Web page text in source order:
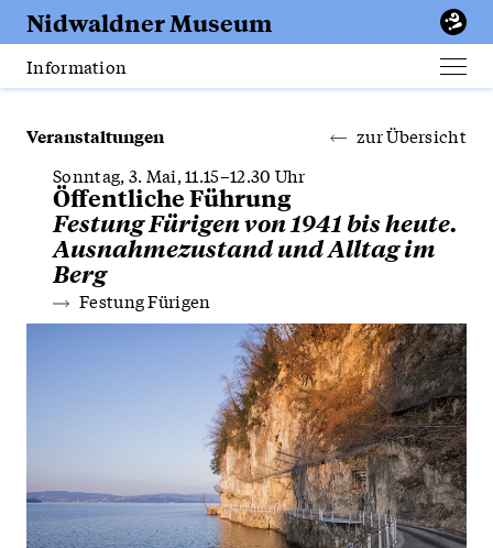
Erfurt
Apotheke
Information
NidwaldnerMuseum
Veranstaltungen
zur Übersicht
Sonntag, 3. Mai, 11.15–12.30 Uhr
Öffentliche Führung
Festung Fürigen von 1941 bis heute.
Ausnahmezustand und Alltag im
Berg
Festung Fürigen